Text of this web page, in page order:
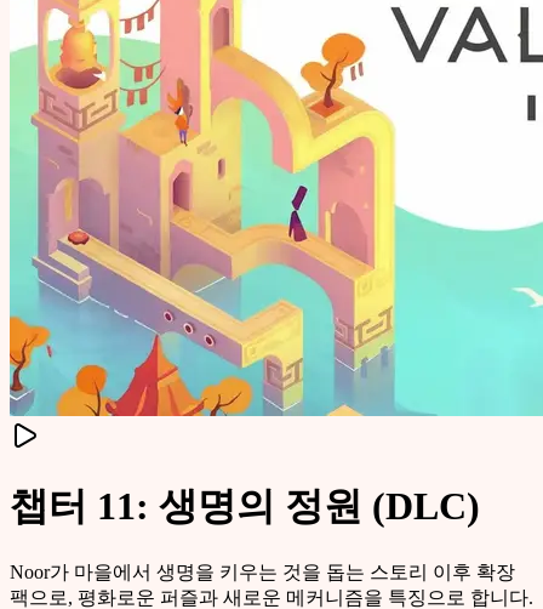
챕터 11: 생명의 정원 (DLC)
Noor가 마을에서 생명을 키우는 것을 돕는 스토리 이후 확장
팩으로, 평화로운 퍼즐과 새로운 메커니즘을 특징으로 합니다.